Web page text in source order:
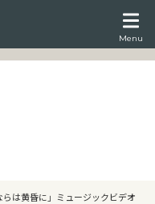
Menu
は黄昏に」ミュージックビデオ